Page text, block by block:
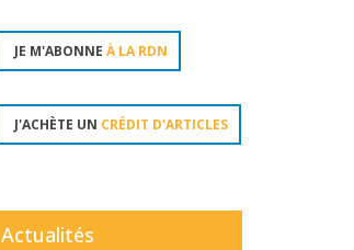
JE M'ABONNE À LA RDN
J'ACHÈTE UN CRÉDIT D'ARTICLES
Actualités